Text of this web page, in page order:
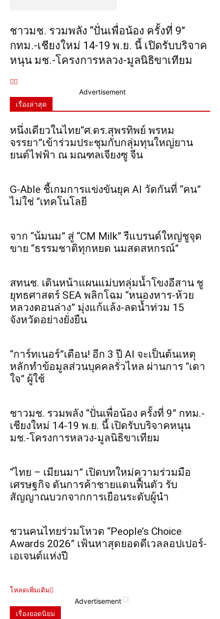
ชาวมช. รวมพลัง “ปั่นเพื่อน้อง ครั้งที่ 9”
กทม.-เชียงใหม่ 14-19 พ.ย. นี้ เปิดรับบริจาค
หนุน มช.-โครงการหลวง-มูลนิธิขาเทียม
Advertisement
เรื่องล่าสุด
หนึ่งเดียวในไทย“ศ.ดร.สุพรทิพย์ พรหม
จรรยา”เข้าร่วมประชุมกับกลุ่มทุนใหญ่ยาน
ยนต์ไฟฟ้า ณ มณฑลเจียงซู จีน
G-Able ชี้เกมการแข่งขันยุค AI วัดกันที่ “คน”
ไม่ใช่ “เทคโนโลยี
จาก “น้มนม” สู่ “CM Milk” รีแบรนด์ใหญ่ชูจุด
ขาย “ธรรมชาติทุกหยด นมสดสหกรณ์”
สทนช. เดินหน้าแผนแม่บทลุ่มน้ำโขงอีสาน ชู
ยุทธศาสตร์ SEA พลิกโฉม “หนองหาร-ห้วย
หลวงตอนล่าง” มุ่งแก้แล้ง-ลดน้ำท่วม 15
จังหวัดอย่างยั่งยืน
“การ์ทเนอร์”เตือน! อีก 3 ปี AI จะเป็นต้นเหตุ
หลักทำข้อมูลส่วนบุคคลรั่วไหล ผ่านการ “เดา
ใจ” ผู้ใช้
ชาวมช. รวมพลัง “ปั่นเพื่อน้อง ครั้งที่ 9” กทม.-
เชียงใหม่ 14-19 พ.ย. นี้ เปิดรับบริจาคหนุน
มช.-โครงการหลวง-มูลนิธิขาเทียม
“ไทย – เมียนมา” เปิดบทใหม่ความร่วมมือ
เศรษฐกิจ ดันการค้าชายแดนฟื้นตัว รับ
สัญญาณบวกจากการเยือนระดับผู้นำ
ชวนคนไทยร่วมโหวต “People’s Choice
Awards 2026” เฟ้นหาสุดยอดดีเวลลอปเปอร์-
เอเจนต์แห่งปี
โหลดเพิ่มเติม
Advertisement
เรื่องยอดนิยม